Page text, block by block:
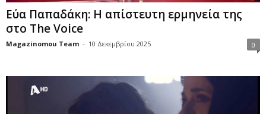
Εύα Παπαδάκη: Η απίστευτη ερμηνεία της
στο The Voice
Magazinomou Team - 10 Δεκεμβρίου 2025 0